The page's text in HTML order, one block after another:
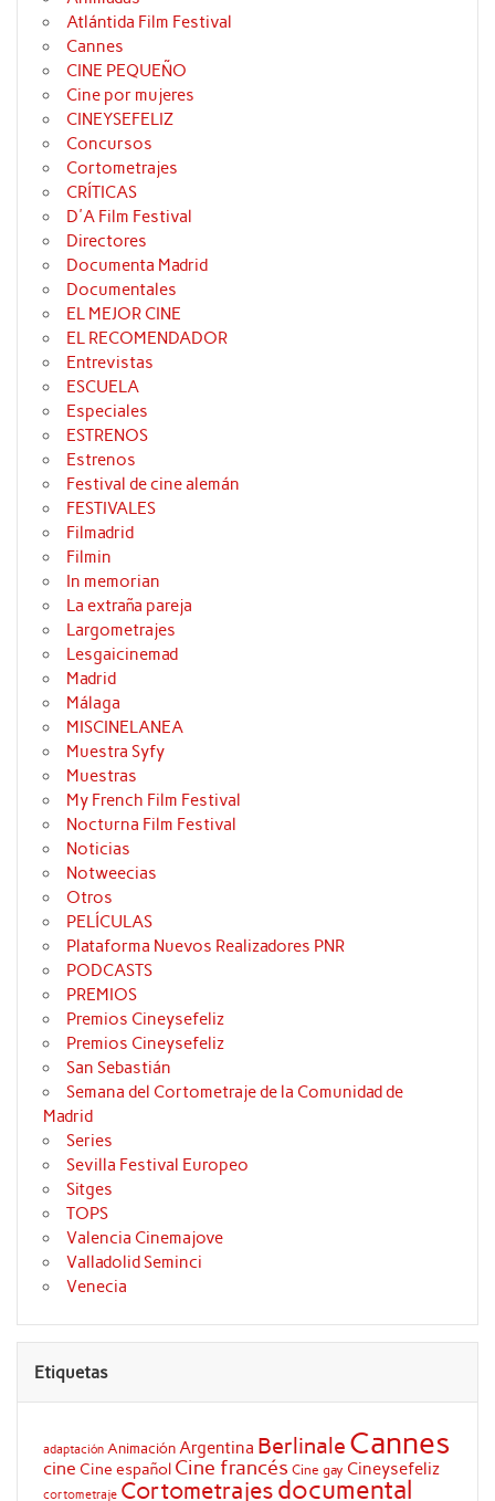
Atlántida Film Festival
Cannes
CINE PEQUEÑO
Cine por mujeres
CINEYSEFELIZ
Concursos
Cortometrajes
CRÍTICAS
D'A Film Festival
Directores
Documenta Madrid
Documentales
EL MEJOR CINE
EL RECOMENDADOR
Entrevistas
ESCUELA
Especiales
ESTRENOS
Estrenos
Festival de cine alemán
FESTIVALES
Filmadrid
Filmin
In memorian
La extraña pareja
Largometrajes
Lesgaicinemad
Madrid
Málaga
MISCINELANEA
Muestra Syfy
Muestras
My French Film Festival
Nocturna Film Festival
Noticias
Notweecias
Otros
PELÍCULAS
Plataforma Nuevos Realizadores PNR
PODCASTS
PREMIOS
Premios Cineysefeliz
Premios Cineysefeliz
San Sebastián
Semana del Cortometraje de la Comunidad de
Madrid
Series
Sevilla Festival Europeo
Sitges
TOPS
Valencia Cinemajove
Valladolid Seminci
Venecia
Etiquetas
adaptación AnimaciónArgentina Berlinale Cannes
cine Cine español Cine francés Cine gay Cineysefeliz
cortometraje Cortometrajes documental